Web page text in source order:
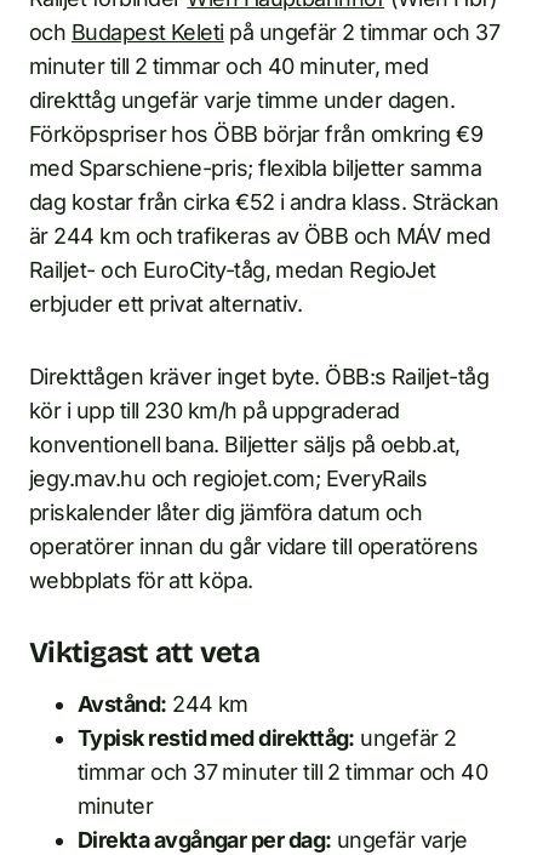
och Budapest Keletipå ungefär 2 timmar och 37
minuter till 2 timmar och 40 minuter, med
direkttåg ungefär varje timme under dagen.
Förköpspriser hos ÖBB börjar från omkring €9
med Sparschiene-pris; flexibla biljetter samma
dag kostar från cirka €52 i andra klass. Sträckan
är 244 km och trafikeras av ÖBB och MÁV med
Railjet- och EuroCity-tåg, medan RegioJet
erbjuder ett privat alternativ.
Direkttågen kräver inget byte. ÖBB:s Railjet-tåg
kör i upp till 230 km/h på uppgraderad
konventionell bana. Biljetter säljs på oebb.at,
jegy.mav.hu och regiojet.com; EveryRails
priskalender låter dig jämföra datum och
operatörer innan du går vidare till operatörens
webbplats för att köpa.
Viktigast att veta
Avstånd: 244 km
Typisk restid med direkttåg: ungefär 2
timmar och 37 minuter till 2 timmar och 40
minuter
Direkta avgångar per dag: ungefär varje